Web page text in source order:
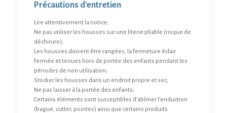
Précautions d'entretien
Lire attentivement la notice;
Ne pas utiliser les housses sur une literie pliable (risque de
déchirure);
Les housses doivent être rangées, la fermeture éclair
fermée et tenues hors de portée des enfants pendant les
périodes de non utilisation;
Stocker les housses dans un endroit propre et sec;
Ne pas laisser à la portée des enfants;
Certains éléments sont susceptibles d’abîmer l’enduction
(bague, cutter, pointes) ainsi que certains produits